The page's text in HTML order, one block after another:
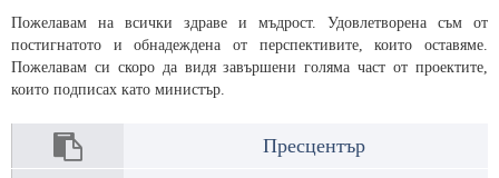
Пожелавам на всички здраве и мъдрост. Удовлетворена съм от
постигнатото и обнадеждена от перспективите, които оставяме.
Пожелавам си скоро да видя завършени голяма част от проектите,
които подписах като министър.
Пресцентър